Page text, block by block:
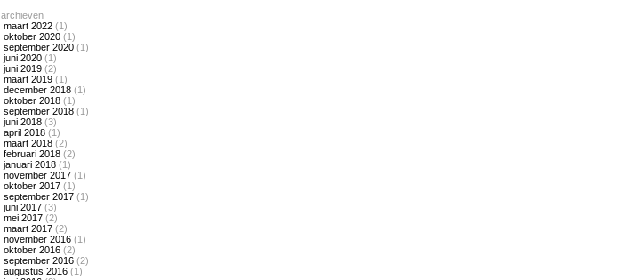
archieven
maart 2022 (1)
oktober 2020 (1)
september 2020 (1)
juni 2020 (1)
juni 2019 (2)
maart 2019 (1)
december 2018 (1)
oktober 2018 (1)
september 2018 (1)
juni 2018 (3)
april 2018 (1)
maart 2018 (2)
februari 2018 (2)
januari 2018 (1)
november 2017 (1)
oktober 2017 (1)
september 2017 (1)
juni 2017 (3)
mei 2017 (2)
maart 2017 (2)
november 2016 (1)
oktober 2016 (2)
september 2016 (2)
augustus 2016 (1)